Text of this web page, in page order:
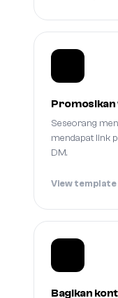
Seseorang
mendapat link
DM.
View template
Bagikan